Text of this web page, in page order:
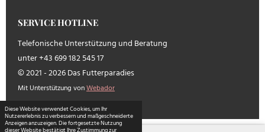
Diese Website verwendet Cookies, um Ihr
Nutzererlebnis zu verbessern und maßgeschneiderte
Anzeigen anzuzeigen. Die fortgesetzte Nutzung
SERVICE HOTLINE
Telefonische Unterstützung und Beratung
unter +43 699 182 545 17
© 2021 - 2026 Das Futterparadies
Mit Unterstützung vonWebador